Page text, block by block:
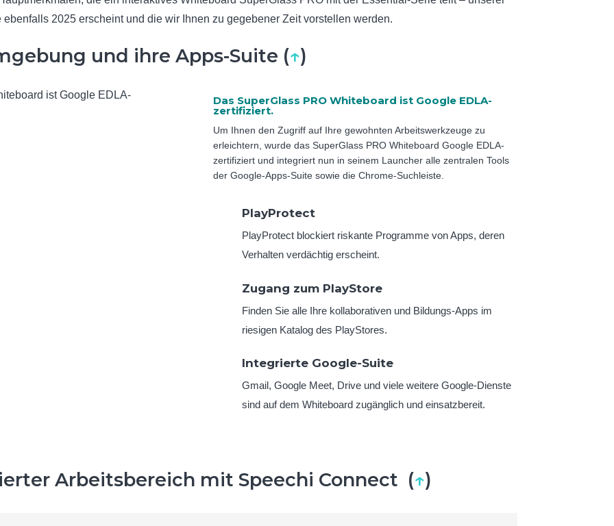
2025 erscheint und die wir Ihnen zu gegebener Zeit vorstellen werden.
und ihre Apps-Suite (↑)
Das SuperGlass PRO Whiteboard ist Google EDLA-
zertifiziert.
Um Ihnen den Zugriff auf Ihre gewohnten Arbeitswerkzeuge zu
erleichtern, wurde das SuperGlass PRO Whiteboard Google EDLA-
zertifiziert und integriert nun in seinem Launcher alle zentralen Tools
der Google-Apps-Suite sowie die Chrome-Suchleiste.
PlayProtect
PlayProtect blockiert riskante Programme von Apps, deren
Verhalten verdächtig erscheint.
Zugang zum PlayStore
Finden Sie alle Ihre kollaborativen und Bildungs-Apps im
riesigen Katalog des PlayStores.
Integrierte Google-Suite
Gmail, Google Meet, Drive und viele weitere Google-Dienste
sind auf dem Whiteboard zugänglich und einsatzbereit.
Arbeitsbereich mit Speechi Connect (↑)